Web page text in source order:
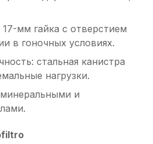
мм гайка с отверстием
в гоночных условиях.
стальная канистра
нагрузки.
и